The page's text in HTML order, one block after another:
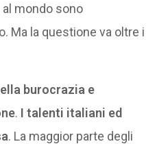
mondo sono
Ma la questione va oltre i
burocrazia e
. I talenti italiani ed
. La maggior parte degli